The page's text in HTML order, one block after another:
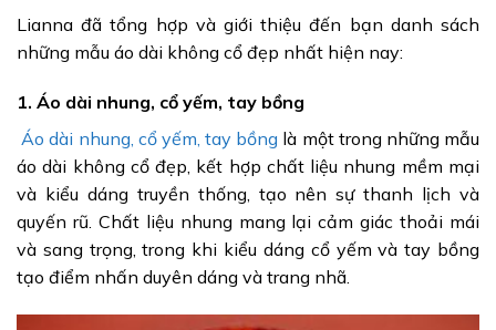
Lianna đã tổng hợp và giới thiệu đến bạn danh sách
những mẫu áo dài không cổ đẹp nhất hiện nay:
1. Áo dài nhung, cổ yếm, tay bồng
Áo dài nhung, cổ yếm, tay bồng là một trong những mẫu
áo dài không cổ đẹp, kết hợp chất liệu nhung mềm mại
và kiểu dáng truyền thống, tạo nên sự thanh lịch và
quyến rũ. Chất liệu nhung mang lại cảm giác thoải mái
và sang trọng, trong khi kiểu dáng cổ yếm và tay bồng
tạo điểm nhấn duyên dáng và trang nhã.